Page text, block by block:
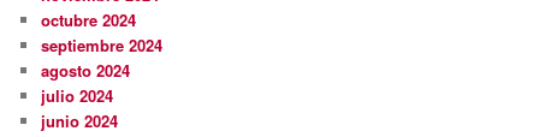
octubre 2024
septiembre 2024
agosto 2024
julio 2024
junio 2024